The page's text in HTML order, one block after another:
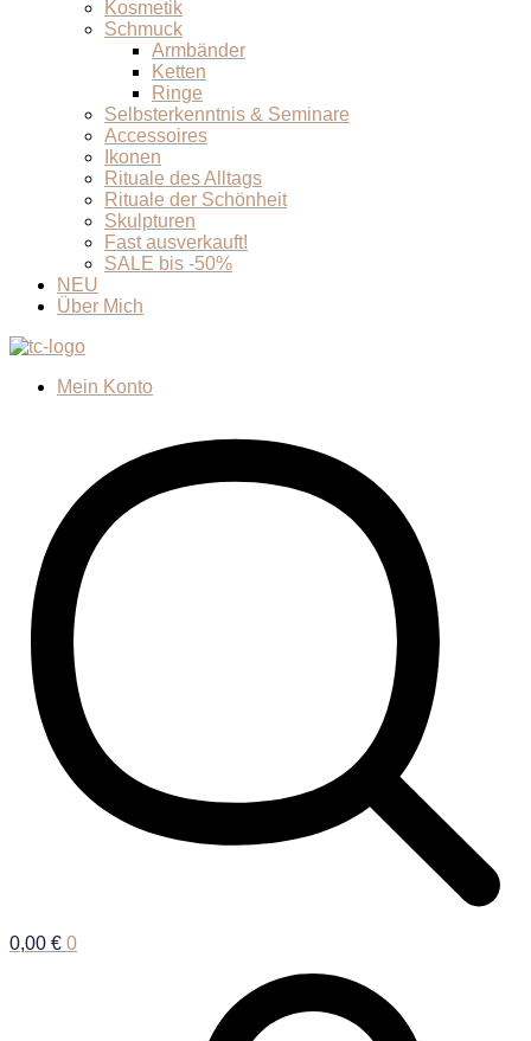
Kosmetik
Schmuck
Armbänder
Ketten
Ringe
Selbsterkenntnis & Seminare
Accessoires
Ikonen
Rituale des Alltags
Rituale der Schönheit
Skulpturen
Fast ausverkauft!
SALE bis -50%
NEU
Über Mich
Mein Konto
0,00 € 0